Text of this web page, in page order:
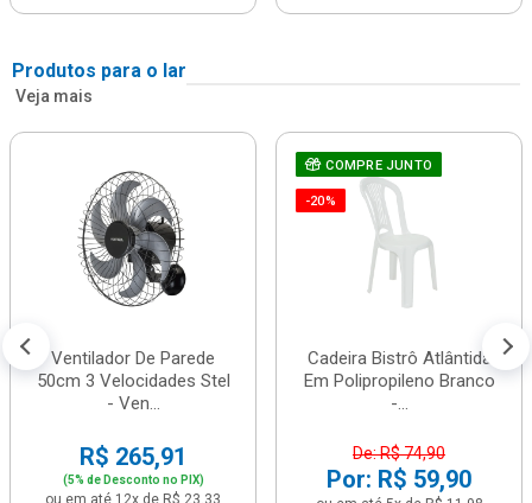
Produtos para o lar
Veja mais
Ventilador De Parede
50cm 3 Velocidades Stel
- Ven...
R$ 265,91
(5% de Desconto no PIX)
ou em até 12x de R$ 23,33
COMPRE JUNTO
-20%
Cadeira Bistrô Atlântida
Em Polipropileno Branco
-...
De: R$ 74,90
Por: R$ 59,90